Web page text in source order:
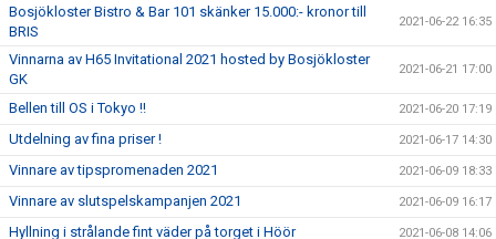
Bosjökloster Bistro & Bar 101 skänker 15.000:- kronor till
BRIS
2021-06-22 16:35
Vinnarna av H65 Invitational 2021 hosted by Bosjökloster
GK
2021-06-21 17:00
Bellen till OS i Tokyo !! 2021-06-20 17:19
Utdelning av fina priser ! 2021-06-17 14:30
Vinnare av tipspromenaden 2021 2021-06-09 18:33
Vinnare av slutspelskampanjen 2021 2021-06-09 16:17
Hyllning i strålande fint väder på torget i Höör 2021-06-08 14:06